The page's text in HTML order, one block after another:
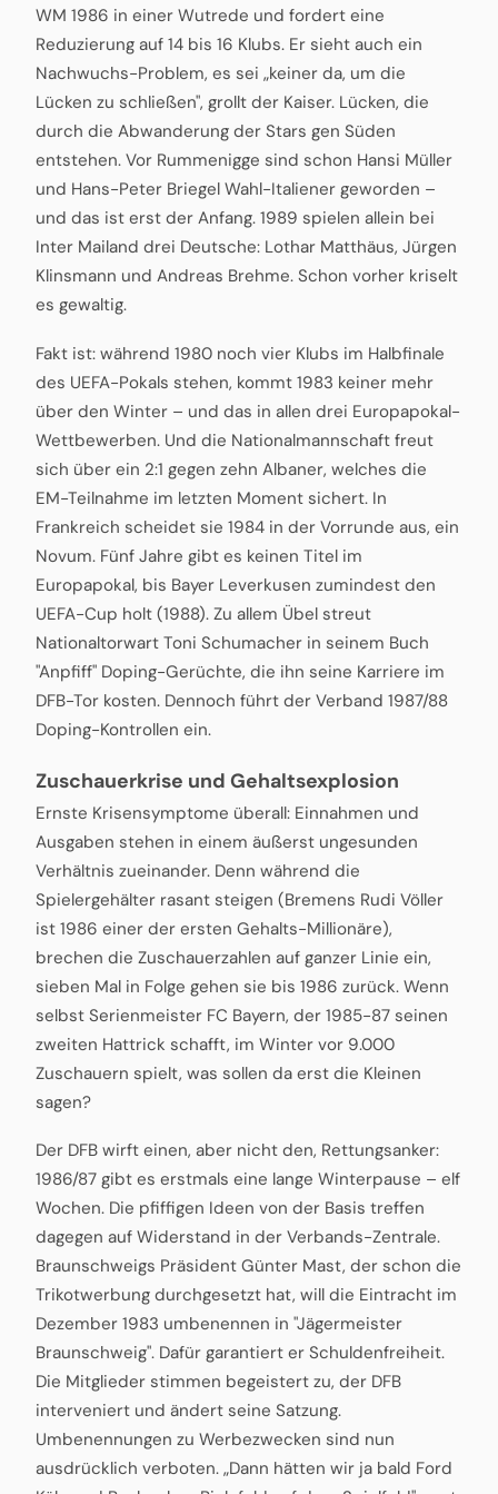
WM 1986 in einer Wutrede und fordert eine
Reduzierung auf 14 bis 16 Klubs. Er sieht auch ein
Nachwuchs-Problem, es sei „keiner da, um die
Lücken zu schließen", grollt der Kaiser. Lücken, die
durch die Abwanderung der Stars gen Süden
entstehen. Vor Rummenigge sind schon Hansi Müller
und Hans-Peter Briegel Wahl-Italiener geworden –
und das ist erst der Anfang. 1989 spielen allein bei
Inter Mailand drei Deutsche: Lothar Matthäus, Jürgen
Klinsmann und Andreas Brehme. Schon vorher kriselt
es gewaltig.
Fakt ist: während 1980 noch vier Klubs im Halbfinale
des UEFA-Pokals stehen, kommt 1983 keiner mehr
über den Winter – und das in allen drei Europapokal-
Wettbewerben. Und die Nationalmannschaft freut
sich über ein 2:1 gegen zehn Albaner, welches die
EM-Teilnahme im letzten Moment sichert. In
Frankreich scheidet sie 1984 in der Vorrunde aus, ein
Novum. Fünf Jahre gibt es keinen Titel im
Europapokal, bis Bayer Leverkusen zumindest den
UEFA-Cup holt (1988). Zu allem Übel streut
Nationaltorwart Toni Schumacher in seinem Buch
"Anpfiff" Doping-Gerüchte, die ihn seine Karriere im
DFB-Tor kosten. Dennoch führt der Verband 1987/88
Doping-Kontrollen ein.
Zuschauerkrise und Gehaltsexplosion
Ernste Krisensymptome überall: Einnahmen und
Ausgaben stehen in einem äußerst ungesunden
Verhältnis zueinander. Denn während die
Spielergehälter rasant steigen (Bremens Rudi Völler
ist 1986 einer der ersten Gehalts-Millionäre),
brechen die Zuschauerzahlen auf ganzer Linie ein,
sieben Mal in Folge gehen sie bis 1986 zurück. Wenn
selbst Serienmeister FC Bayern, der 1985-87 seinen
zweiten Hattrick schafft, im Winter vor 9.000
Zuschauern spielt, was sollen da erst die Kleinen
sagen?
Der DFB wirft einen, aber nicht den, Rettungsanker:
1986/87 gibt es erstmals eine lange Winterpause – elf
Wochen. Die pfiffigen Ideen von der Basis treffen
dagegen auf Widerstand in der Verbands-Zentrale.
Braunschweigs Präsident Günter Mast, der schon die
Trikotwerbung durchgesetzt hat, will die Eintracht im
Dezember 1983 umbenennen in "Jägermeister
Braunschweig". Dafür garantiert er Schuldenfreiheit.
Die Mitglieder stimmen begeistert zu, der DFB
interveniert und ändert seine Satzung.
Umbenennungen zu Werbezwecken sind nun
ausdrücklich verboten. „Dann hätten wir ja bald Ford